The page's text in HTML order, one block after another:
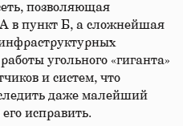
позволяющая
А в пункт Б, а сложнейшая
угольного «гиганта»
и систем, что
даже малейший
исправить.